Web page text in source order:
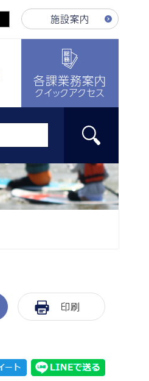
施設案内
各課業務案内
クイックアクセス
印刷